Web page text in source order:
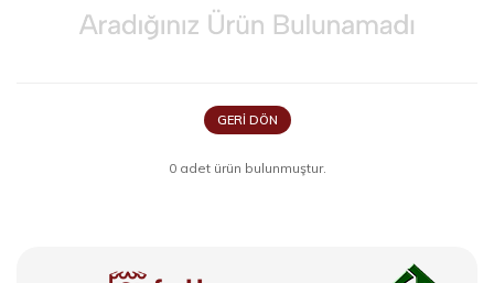
GERI DÖN
0 adet ürün bulunmuştur.